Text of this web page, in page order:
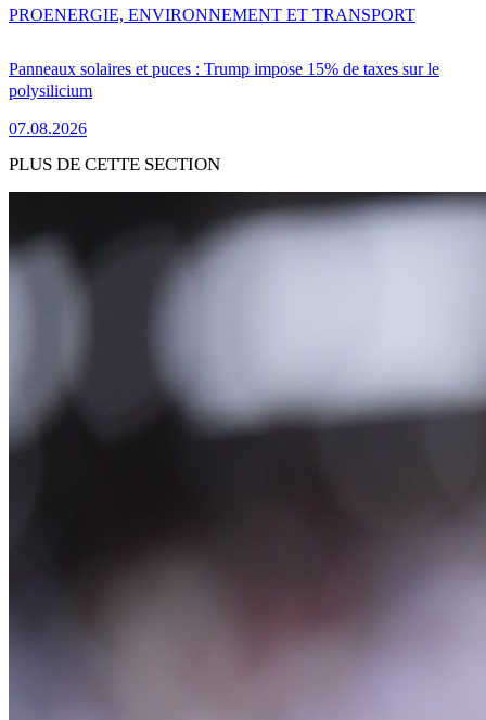
Panneaux solaires et puces : Trump impose 15% de taxes sur le
polysilicium
07.08.2026
PROENERGIE, ENVIRONNEMENT ET TRANSPORT
PLUS DE CETTE SECTION